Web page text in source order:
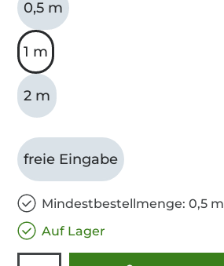
0,5 m
1 m
2 m
freie Eingabe
Mindestbestellmenge: 0,5 m
Auf Lager